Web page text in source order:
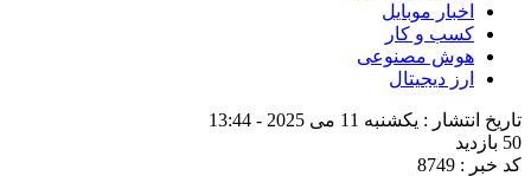
اخبار موبایل
کسب و کار
هوش مصنوعی
ارز دیجیتال
تاریخ انتشار : یکشنبه 11 می 2025 - 13:44
50 بازدید
کد خبر : 8749